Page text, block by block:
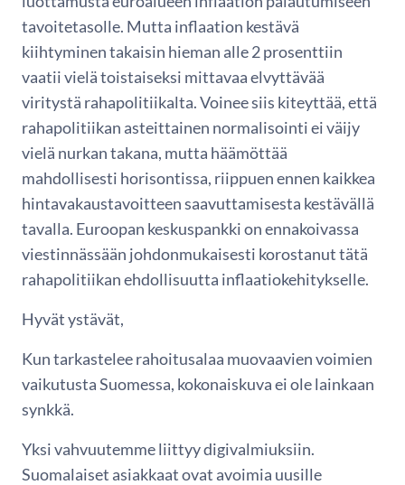
tavoitetasolle. Mutta inflaation kestävä
kiihtyminen takaisin hieman alle 2 prosenttiin
vaatii vielä toistaiseksi mittavaa elvyttävää
viritystä rahapolitiikalta. Voinee siis kiteyttää, että
rahapolitiikan asteittainen normalisointi ei väijy
vielä nurkan takana, mutta häämöttää
mahdollisesti horisontissa, riippuen ennen kaikkea
hintavakaustavoitteen saavuttamisesta kestävällä
tavalla. Euroopan keskuspankki on ennakoivassa
viestinnässään johdonmukaisesti korostanut tätä
rahapolitiikan ehdollisuutta inflaatiokehitykselle.
Hyvät ystävät,
Kun tarkastelee rahoitusalaa muovaavien voimien
vaikutusta Suomessa, kokonaiskuva ei ole lainkaan
synkkä.
Yksi vahvuutemme liittyy digivalmiuksiin.
Suomalaiset asiakkaat ovat avoimia uusille